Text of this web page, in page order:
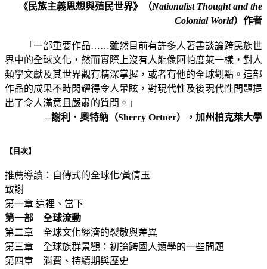
《民族主義思想與殖民世界》（Nationalist Thought and the
Colonial World）作者
「一部重要作品……雖然目前有許多人著書談論跨民族世
界中的全球文化，然而實際上沒有人能像阿帕度萊一樣，對人
類學文獻及其世界觀有精深掌握，或者有他的全球觀點。這部
作品的成果不時閃耀得令人暈眩，對現代性及後現代性問題提
出了令人滿意且嚴肅的質問。」
─謝利．奧特納（Sherry Ortner），加州柏克萊大學
【目次】
推薦導讀：自傳式的全球化/黃倩玉
致謝
第一章 這裡、當下
第一部 全球流動
第二章 全球文化經濟的裂散與差異
第三章 全球族群景觀：初論跨國人類學的一些問題
第四章 消費、持續期與歷史